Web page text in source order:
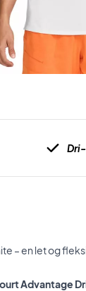
– en let og
Advantage